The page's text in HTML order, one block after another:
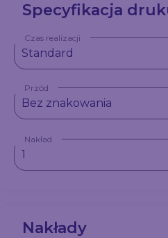
Specyfikacja
Czas realizacji
Standard
Przód
Bez znakowania
Nakład
1
Nakłady